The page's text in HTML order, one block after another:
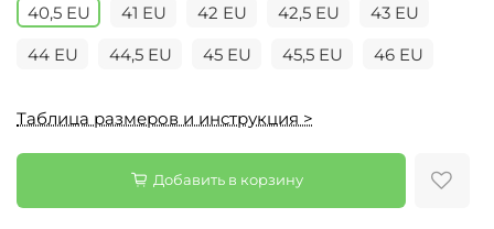
40,5 EU 41 EU 42 EU 42,5 EU
43 EU
44 EU
44,5 EU 45 EU 45,5 EU 46 EU
Таблица размеров и инструкция >
Добавить в корзину